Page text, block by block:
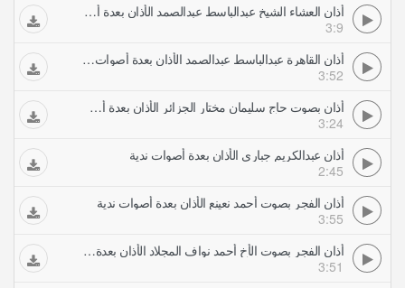
أذان العشاء الشيخ عبدالباسط عبدالصمد الأذان بعدة أصوات ندية
3:9
أذان القاهرة عبدالباسط عبدالصمد الأذان بعدة أصوات ندية
3:52
أذان بصوت حاج سليمان مختار الجزائر الأذان بعدة أصوات ندية
3:24
أذان عبدالكريم جباري الأذان بعدة أصوات ندية
2:45
أذان الفجر بصوت أحمد نعينع الأذان بعدة أصوات ندية
3:55
أذان الفجر بصوت الأخ أحمد نواف المجلاد الأذان بعدة أصوات ندية
3:51